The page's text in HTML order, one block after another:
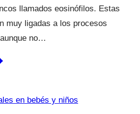
llamados eosinófilos. Estas
muy ligadas a los procesos
no…